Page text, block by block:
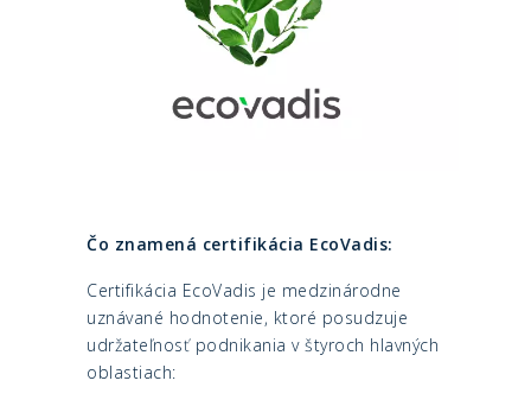
Čo znamená certifikácia EcoVadis:
Certifikácia EcoVadis je medzinárodne
uznávané hodnotenie, ktoré posudzuje
udržateľnosť podnikania v štyroch hlavných
oblastiach: